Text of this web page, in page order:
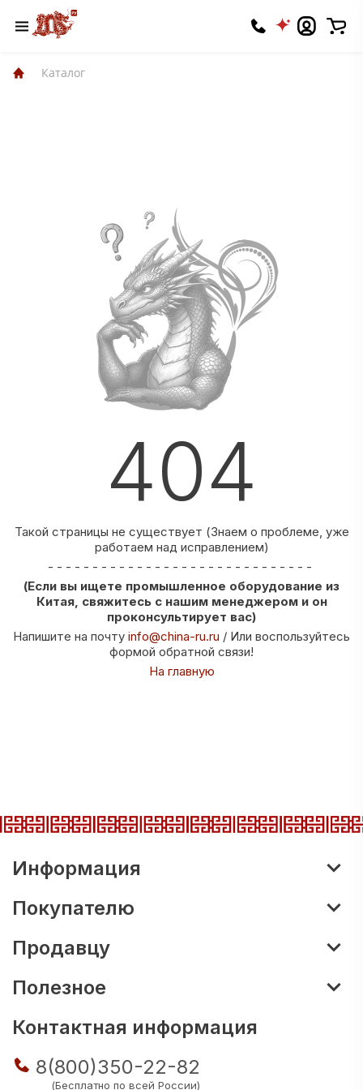
Каталог
404
Такой страницы не существует (Знаем о проблеме, уже
работаем над исправлением)
- - - - - - - - - - - - - - - - - - - - - - - - - - - - - -
(Если вы ищете промышленное оборудование из
Китая, свяжитесь с нашим менеджером и он
проконсультирует вас)
Напишите на почту info@china-ru.ru / Или воспользуйтесь
формой обратной связи!
На главную
Информация
Покупателю
Продавцу
Полезное
Контактная информация
8(800)350-22-82
(Бесплатно по всей России)